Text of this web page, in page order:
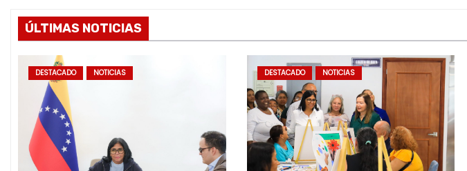
ÚLTIMAS NOTICIAS
DESTACADO NOTICIAS DESTACADO NOTICIAS